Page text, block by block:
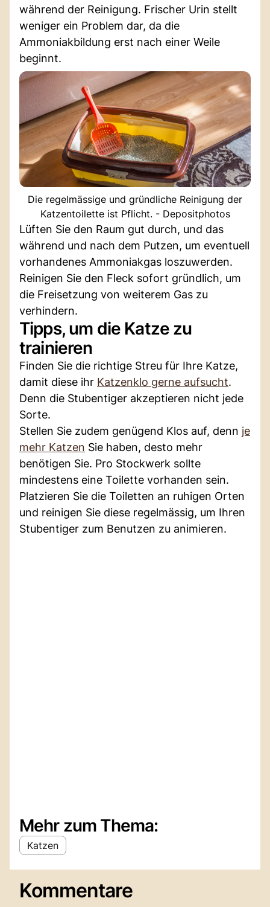
während der Reinigung. Frischer Urin stellt
weniger ein Problem dar, da die
Ammoniakbildung erst nach einer Weile
beginnt.
Die regelmässige und gründliche Reinigung der
Katzentoilette ist Pflicht. - Depositphotos
Lüften Sie den Raum gut durch, und das
während und nach dem Putzen, um eventuell
vorhandenes Ammoniakgas loszuwerden.
Reinigen Sie den Fleck sofort gründlich, um
die Freisetzung von weiterem Gas zu
verhindern.
Tipps, um die Katze zu
trainieren
Finden Sie die richtige Streu für Ihre Katze,
damit diese ihr Katzenklo gerne aufsucht.
Denn die Stubentiger akzeptieren nicht jede
Sorte.
Stellen Sie zudem genügend Klos auf, denn je
mehr Katzen Sie haben, desto mehr
benötigen Sie. Pro Stockwerk sollte
mindestens eine Toilette vorhanden sein.
Platzieren Sie die Toiletten an ruhigen Orten
und reinigen Sie diese regelmässig, um Ihren
Stubentiger zum Benutzen zu animieren.
Mehr zum Thema:
Katzen
Kommentare